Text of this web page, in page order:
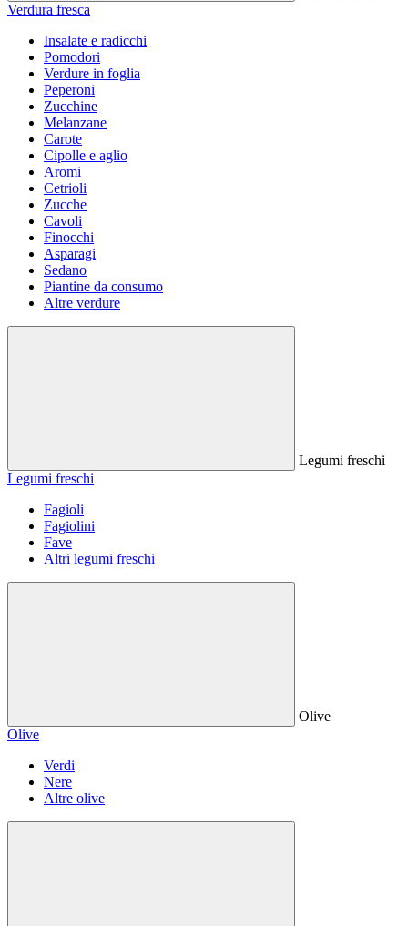
Verdura fresca
Insalate e radicchi
Pomodori
Verdure in foglia
Peperoni
Zucchine
Melanzane
Carote
Cipolle e aglio
Aromi
Cetrioli
Zucche
Cavoli
Finocchi
Asparagi
Sedano
Piantine da consumo
Altre verdure
Legumi freschi
Legumi freschi
Fagioli
Fagiolini
Fave
Altri legumi freschi
Olive
Olive
Verdi
Nere
Altre olive